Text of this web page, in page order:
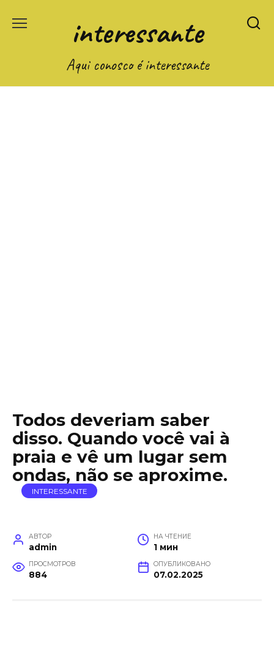
interessante
Aqui conosco é interessante
Todos deveriam saber
disso. Quando você vai à
praia e vê um lugar sem
ondas, não se aproxime.
INTERESSANTE
АВТОР
admin
НА ЧТЕНИЕ
1 мин
ПРОСМОТРОВ
884
ОПУБЛИКОВАНО
07.02.2025